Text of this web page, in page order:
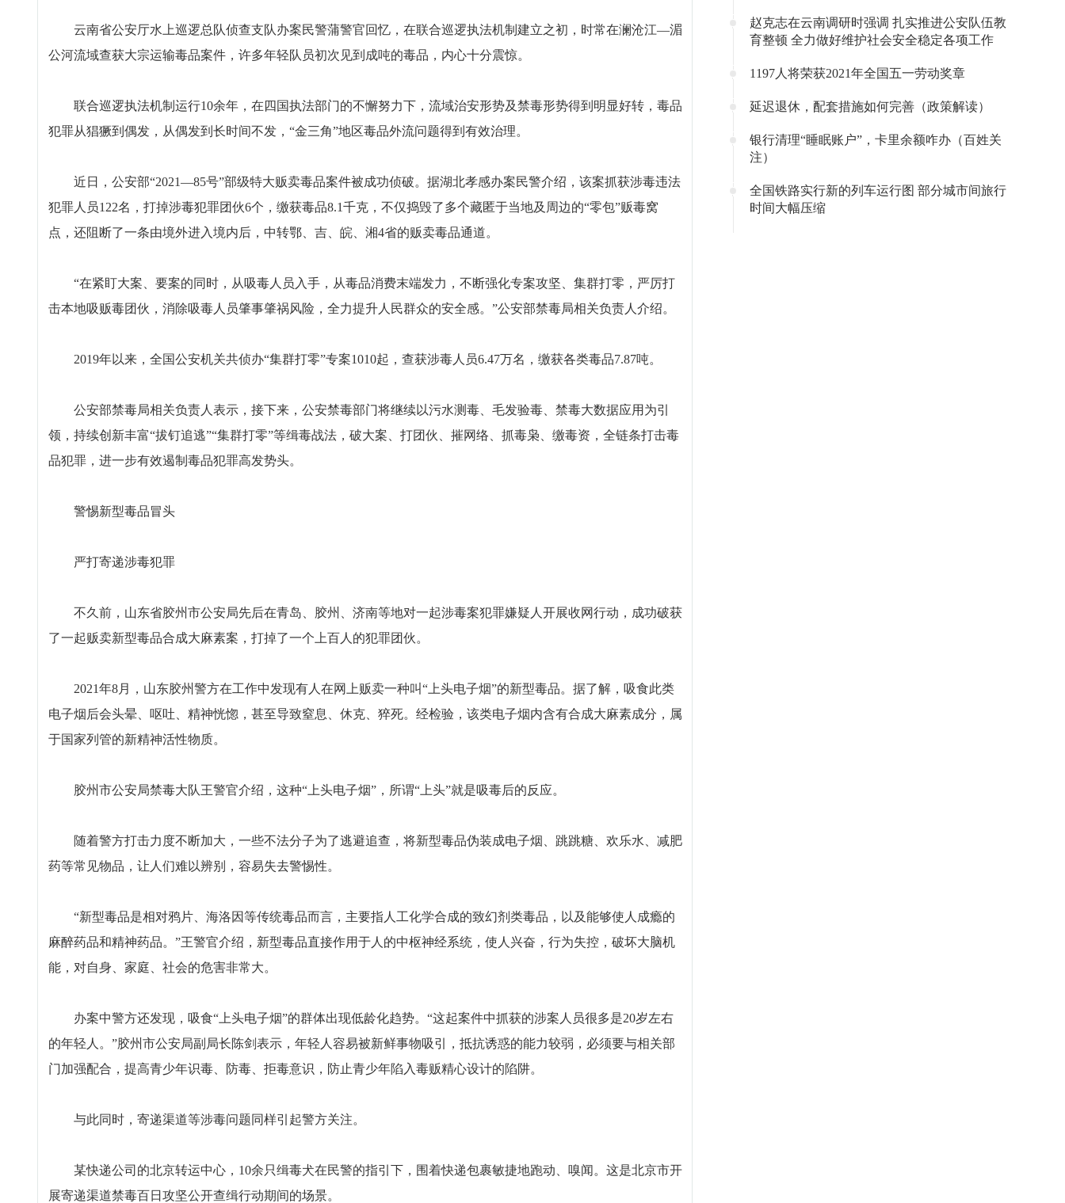
云南省公安厅水上巡逻总队侦查支队办案民警蒲警官回忆，在联合巡逻执法机制建立之初，时常在澜沧江—湄
公河流域查获大宗运输毒品案件，许多年轻队员初次见到成吨的毒品，内心十分震惊。
联合巡逻执法机制运行10余年，在四国执法部门的不懈努力下，流域治安形势及禁毒形势得到明显好转，毒品
犯罪从猖獗到偶发，从偶发到长时间不发，“金三角”地区毒品外流问题得到有效治理。
近日，公安部“2021—85号”部级特大贩卖毒品案件被成功侦破。据湖北孝感办案民警介绍，该案抓获涉毒违法
犯罪人员122名，打掉涉毒犯罪团伙6个，缴获毒品8.1千克，不仅捣毁了多个藏匿于当地及周边的“零包”贩毒窝
点，还阻断了一条由境外进入境内后，中转鄂、吉、皖、湘4省的贩卖毒品通道。
“在紧盯大案、要案的同时，从吸毒人员入手，从毒品消费末端发力，不断强化专案攻坚、集群打零，严厉打
击本地吸贩毒团伙，消除吸毒人员肇事肇祸风险，全力提升人民群众的安全感。”公安部禁毒局相关负责人介绍。
2019年以来，全国公安机关共侦办“集群打零”专案1010起，查获涉毒人员6.47万名，缴获各类毒品7.87吨。
公安部禁毒局相关负责人表示，接下来，公安禁毒部门将继续以污水测毒、毛发验毒、禁毒大数据应用为引
领，持续创新丰富“拔钉追逃”“集群打零”等缉毒战法，破大案、打团伙、摧网络、抓毒枭、缴毒资，全链条打击毒
品犯罪，进一步有效遏制毒品犯罪高发势头。
警惕新型毒品冒头
严打寄递涉毒犯罪
不久前，山东省胶州市公安局先后在青岛、胶州、济南等地对一起涉毒案犯罪嫌疑人开展收网行动，成功破获
了一起贩卖新型毒品合成大麻素案，打掉了一个上百人的犯罪团伙。
2021年8月，山东胶州警方在工作中发现有人在网上贩卖一种叫“上头电子烟”的新型毒品。据了解，吸食此类
电子烟后会头晕、呕吐、精神恍惚，甚至导致窒息、休克、猝死。经检验，该类电子烟内含有合成大麻素成分，属
于国家列管的新精神活性物质。
胶州市公安局禁毒大队王警官介绍，这种“上头电子烟”，所谓“上头”就是吸毒后的反应。
随着警方打击力度不断加大，一些不法分子为了逃避追查，将新型毒品伪装成电子烟、跳跳糖、欢乐水、减肥
药等常见物品，让人们难以辨别，容易失去警惕性。
“新型毒品是相对鸦片、海洛因等传统毒品而言，主要指人工化学合成的致幻剂类毒品，以及能够使人成瘾的
麻醉药品和精神药品。”王警官介绍，新型毒品直接作用于人的中枢神经系统，使人兴奋，行为失控，破坏大脑机
能，对自身、家庭、社会的危害非常大。
办案中警方还发现，吸食“上头电子烟”的群体出现低龄化趋势。“这起案件中抓获的涉案人员很多是20岁左右
的年轻人。”胶州市公安局副局长陈剑表示，年轻人容易被新鲜事物吸引，抵抗诱惑的能力较弱，必须要与相关部
门加强配合，提高青少年识毒、防毒、拒毒意识，防止青少年陷入毒贩精心设计的陷阱。
与此同时，寄递渠道等涉毒问题同样引起警方关注。
某快递公司的北京转运中心，10余只缉毒犬在民警的指引下，围着快递包裹敏捷地跑动、嗅闻。这是北京市开
展寄递渠道禁毒百日攻坚公开查缉行动期间的场景。
赵克志在云南调研时强调 扎实推进公安队伍教
育整顿 全力做好维护社会安全稳定各项工作
1197人将荣获2021年全国五一劳动奖章
延迟退休，配套措施如何完善（政策解读）
银行清理“睡眠账户”，卡里余额咋办（百姓关
注）
全国铁路实行新的列车运行图 部分城市间旅行
时间大幅压缩